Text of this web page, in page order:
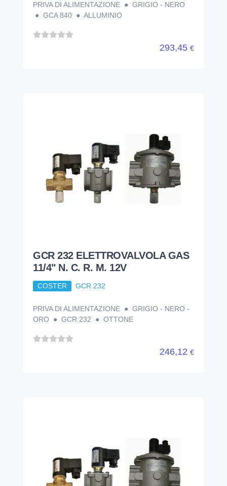
PRIVA DI ALIMENTAZIONE ● GRIGIO - NERO
● GCA 840 ● ALLUMINIO
293,45 €
GCR 232 ELETTROVALVOLA GAS
11/4" N. C. R. M. 12V
COSTER GCR 232
PRIVA DI ALIMENTAZIONE ● GRIGIO - NERO -
ORO ● GCR 232 ● OTTONE
246,12 €